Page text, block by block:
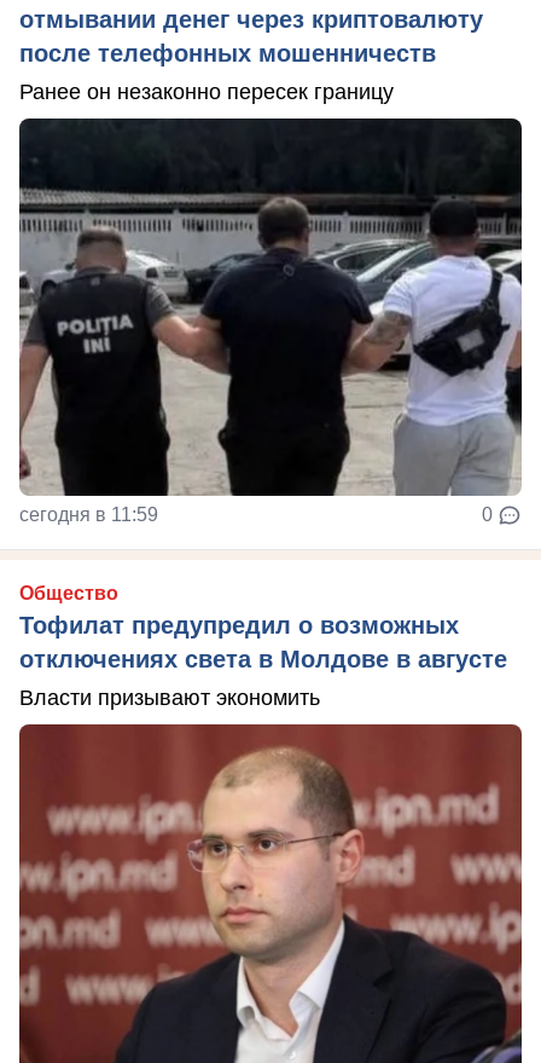
отмывании денег через криптовалюту
после телефонных мошенничеств
Ранее он незаконно пересек границу
сегодня в 11:59 0
Общество
Тофилат предупредил о возможных
отключениях света в Молдове в августе
Власти призывают экономить